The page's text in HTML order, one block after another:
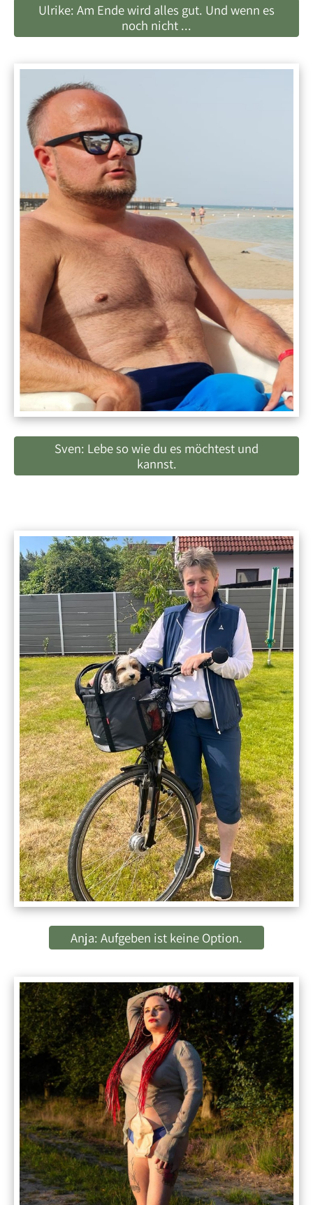
Ulrike: Am Ende wird alles gut. Und wenn es
noch nicht ...
Sven: Lebe so wie du es möchtest und
kannst.
Anja: Aufgeben ist keine Option.